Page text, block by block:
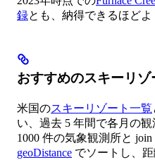
録とも、納得できるほどよ
おすすめのスキーリゾ
米国のスキーリゾート一覧
い、過去 5 年間で各月の
1000 件の気象観測所と
geoDistance でソートし、